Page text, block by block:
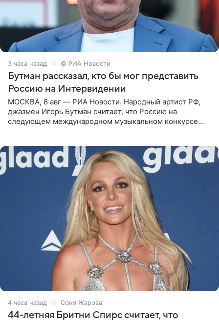
3 часа назад © РИА Новости
Бутман рассказал, кто бы мог представить
Россию на Интервидении
МОСКВА, 8 авг — РИА Новости. Народный артист РФ,
джазмен Игорь Бутман считает, что Россию на
следующем международном музыкальном конкурсе
4 часа назад Соня Жарова
44-летняя Бритни Спирс считает, что